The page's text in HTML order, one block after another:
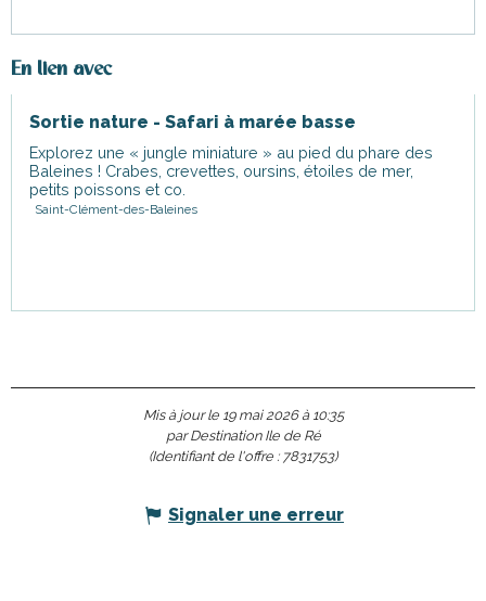
En lien avec
Sortie nature - Safari à marée basse
Explorez une « jungle miniature » au pied du phare des
Baleines ! Crabes, crevettes, oursins, étoiles de mer,
petits poissons et co.
Saint-Clément-des-Baleines
Mis à jour le 19 mai 2026 à 10:35
par Destination Ile de Ré
(Identifiant de l'offre : 7831753)
Signaler une erreur